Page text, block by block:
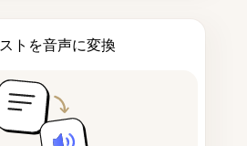
トを音声に変換